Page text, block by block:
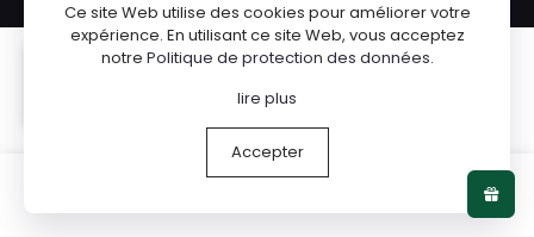
Ce site Web utilise des cookies pour améliorer votre
expérience. En utilisant ce site Web, vous acceptez
notre Politique de protection des données.
lire plus
Accepter
Popiette a acheté(e) ce produit
Baby slippers